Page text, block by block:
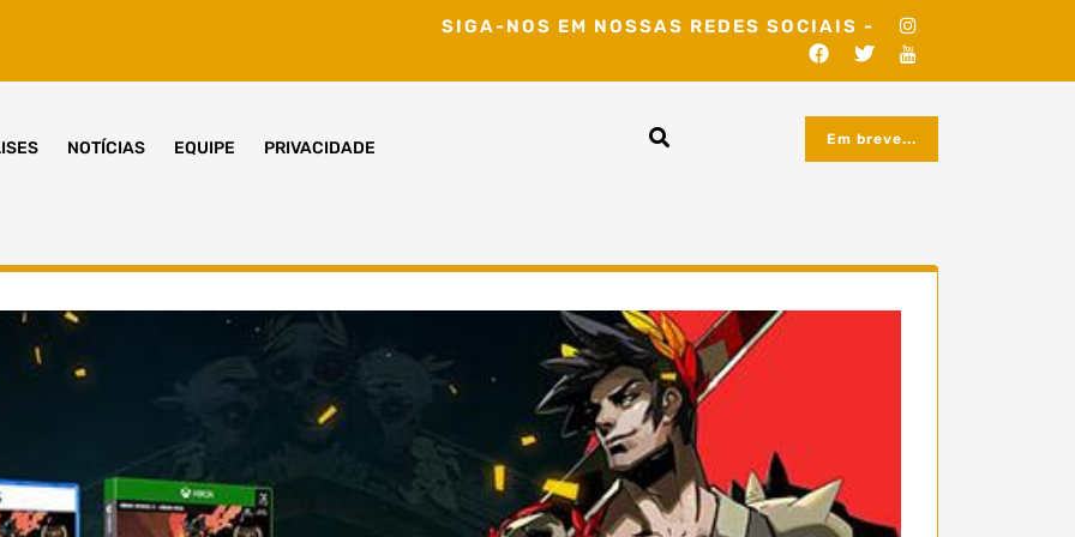
SIGA-NOS EM NOSSAS REDES SOCIAIS -
NOTÍCIAS EQUIPE PRIVACIDADE Em breve...